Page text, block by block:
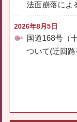
法面崩落によ
2026年8月5日
国道168号（
ついて(迂回